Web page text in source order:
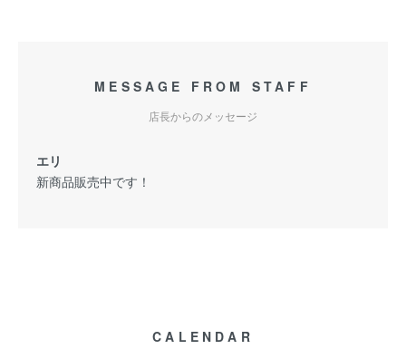
MESSAGE FROM STAFF
店長からのメッセージ
エリ
新商品販売中です！
CALENDAR